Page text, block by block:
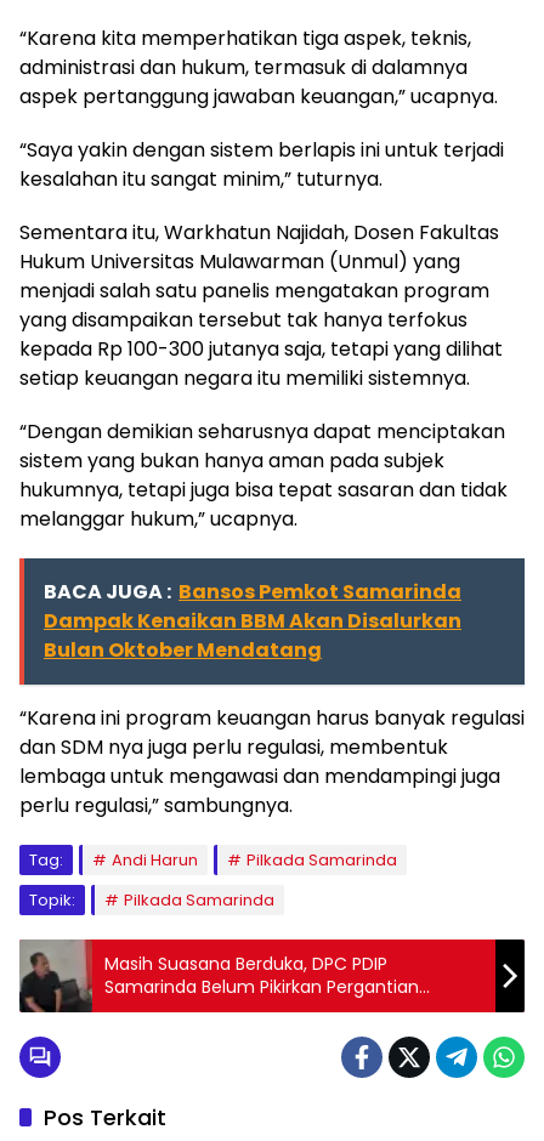
“Karena kita memperhatikan tiga aspek, teknis,
administrasi dan hukum, termasuk di dalamnya
aspek pertanggung jawaban keuangan,” ucapnya.
“Saya yakin dengan sistem berlapis ini untuk terjadi
kesalahan itu sangat minim,” tuturnya.
Sementara itu, Warkhatun Najidah, Dosen Fakultas
Hukum Universitas Mulawarman (Unmul) yang
menjadi salah satu panelis mengatakan program
yang disampaikan tersebut tak hanya terfokus
kepada Rp 100-300 jutanya saja, tetapi yang dilihat
setiap keuangan negara itu memiliki sistemnya.
“Dengan demikian seharusnya dapat menciptakan
sistem yang bukan hanya aman pada subjek
hukumnya, tetapi juga bisa tepat sasaran dan tidak
melanggar hukum,” ucapnya.
BACA JUGA : Bansos Pemkot Samarinda
Dampak Kenaikan BBM Akan Disalurkan
Bulan Oktober Mendatang
“Karena ini program keuangan harus banyak regulasi
dan SDM nya juga perlu regulasi, membentuk
lembaga untuk mengawasi dan mendampingi juga
perlu regulasi,” sambungnya.
Tag: Andi Harun
Pilkada Samarinda
Topik:
Pilkada Samarinda
Masih Suasana Berduka, DPC PDIP
Samarinda Belum Pikirkan Pergantian
Nahkoda Kepemimpinan
Pos Terkait